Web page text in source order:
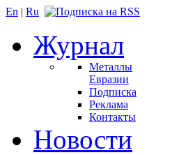
En | Ru
Журнал
Металлы
Евразии
Подписка
Реклама
Контакты
Новости